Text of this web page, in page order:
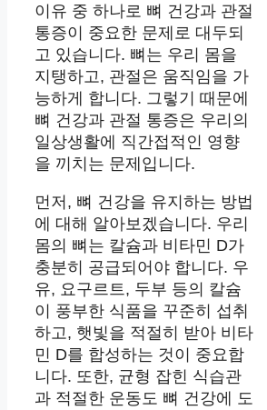
이유 중 하나로 뼈 건강과 관절
통증이 중요한 문제로 대두되
고 있습니다. 뼈는 우리 몸을
지탱하고, 관절은 움직임을 가
능하게 합니다. 그렇기 때문에
뼈 건강과 관절 통증은 우리의
일상생활에 직간접적인 영향
을 끼치는 문제입니다.
먼저, 뼈 건강을 유지하는 방법
에 대해 알아보겠습니다. 우리
몸의 뼈는 칼슘과 비타민 D가
충분히 공급되어야 합니다. 우
유, 요구르트, 두부 등의 칼슘
이 풍부한 식품을 꾸준히 섭취
하고, 햇빛을 적절히 받아 비타
민 D를 합성하는 것이 중요합
니다. 또한, 균형 잡힌 식습관
과 적절한 운동도 뼈 건강에 도